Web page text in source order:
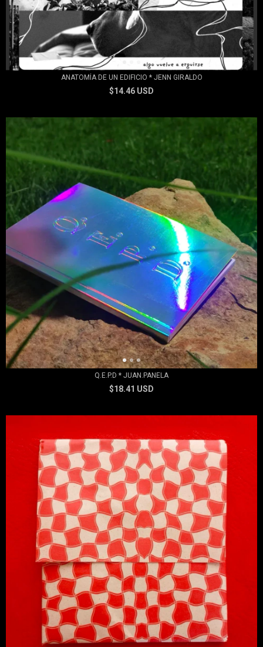
ANATOMÍA DE UN EDIFICIO * JENN GIRALDO
$14.46 USD
Q.E.P.D * JUAN.PANELA
$18.41 USD